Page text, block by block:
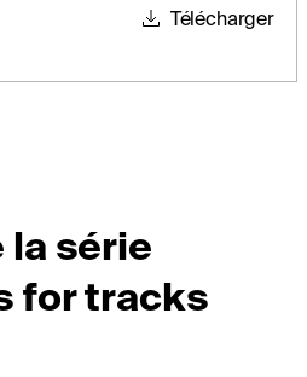
Télécharger
la série
for tracks